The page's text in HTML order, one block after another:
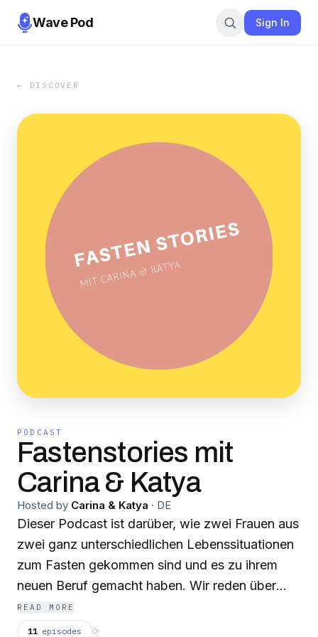
Wave Pod Sign In
← DISCOVER
PODCAST
Fastenstories mit
Carina & Katya
Hosted by Carina & Katya · DE
Dieser Podcast ist darüber, wie zwei Frauen aus
zwei ganz unterschiedlichen Lebenssituationen
zum Fasten gekommen sind und es zu ihrem
neuen Beruf gemacht haben. Wir reden über
unsere Arbeit, unsere Beziehungen, unsere
Freundschaft und Entwicklung als Frauen. Wir
READ MORE
11 episodes ⟳